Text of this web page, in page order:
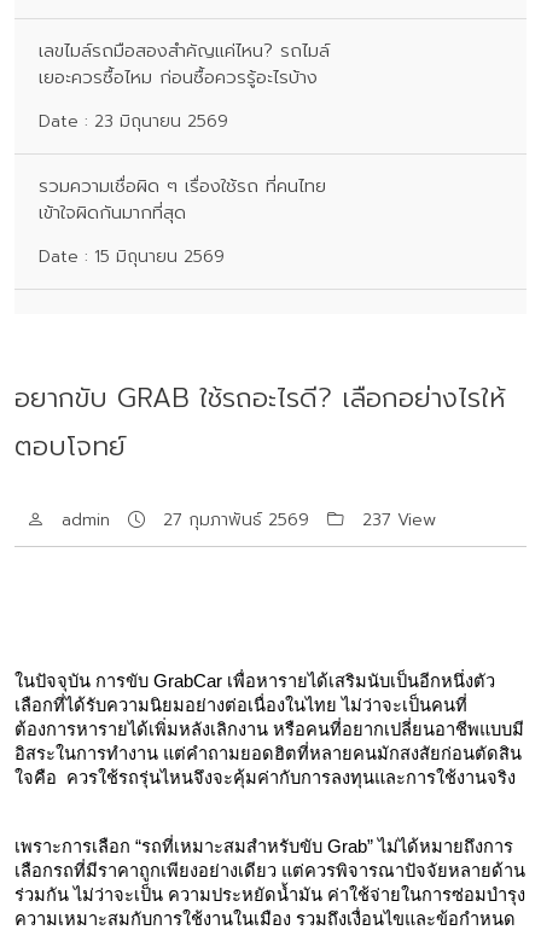
เลขไมล์รถมือสองสำคัญแค่ไหน? รถไมล์
เยอะควรซื้อไหม ก่อนซื้อควรรู้อะไรบ้าง
Date : 23 มิถุนายน 2569
รวมความเชื่อผิด ๆ เรื่องใช้รถ ที่คนไทย
เข้าใจผิดกันมากที่สุด
Date : 15 มิถุนายน 2569
อยากขับ GRAB ใช้รถอะไรดี? เลือกอย่างไรให้
ตอบโจทย์
admin 27 กุมภาพันธ์ 2569 237 View
ในปัจจุบัน การขับ GrabCar เพื่อหารายได้เสริมนับเป็นอีกหนึ่งตัว
เลือกที่ได้รับความนิยมอย่างต่อเนื่องในไทย ไม่ว่าจะเป็นคนที่
ต้องการหารายได้เพิ่มหลังเลิกงาน หรือคนที่อยากเปลี่ยนอาชีพแบบมี
อิสระในการทำงาน แต่คำถามยอดฮิตที่หลายคนมักสงสัยก่อนตัดสิน
ใจคือ  ควรใช้รถรุ่นไหนจึงจะคุ้มค่ากับการลงทุนและการใช้งานจริง
เพราะการเลือก “รถที่เหมาะสมสำหรับขับ Grab” ไม่ได้หมายถึงการ
เลือกรถที่มีราคาถูกเพียงอย่างเดียว แต่ควรพิจารณาปัจจัยหลายด้าน
ร่วมกัน ไม่ว่าจะเป็น ความประหยัดน้ำมัน ค่าใช้จ่ายในการซ่อมบำรุง
ความเหมาะสมกับการใช้งานในเมือง รวมถึงเงื่อนไขและข้อกำหนด